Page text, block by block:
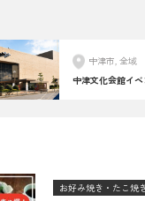
中津市, 全域
中津文化会館イ
お好み焼き・たこ焼